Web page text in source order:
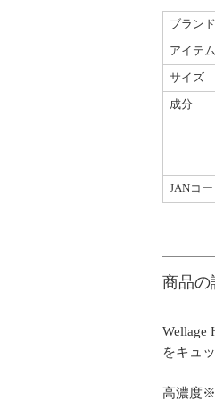
ブラン
アイテ
サイズ
成分
JANコー
商品の
Wellage
をキュ
高濃度※